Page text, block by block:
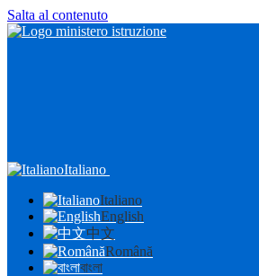
Salta al contenuto
Italiano
Italiano
English
中文
Română
বাংলা